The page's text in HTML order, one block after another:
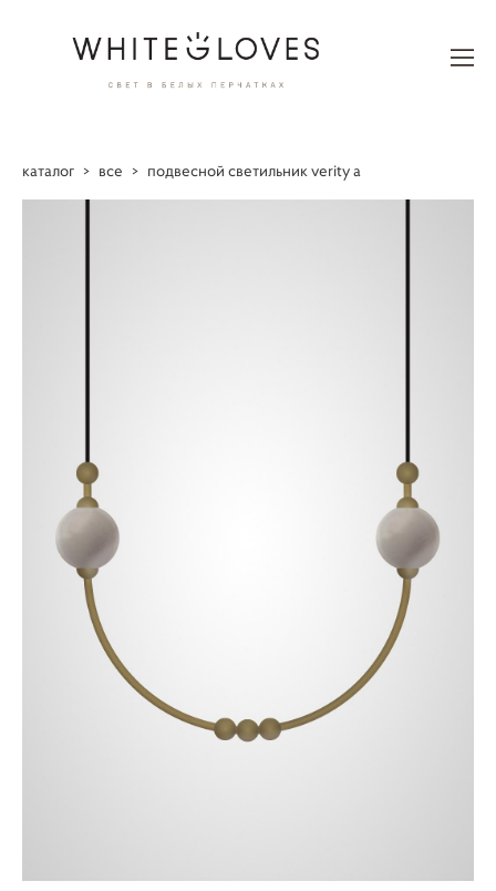
каталог > все > подвесной светильник verity a